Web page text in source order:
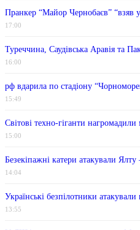
Пранкер “Майор Чернобаєв” “взяв
17:00
Туреччина, Саудівська Аравія та
16:00
рф вдарила по стадіону
15:49
Світові техно-гіганти
15:00
Безекіпажні катери атакували
14:04
Українські безпілотники
13:55